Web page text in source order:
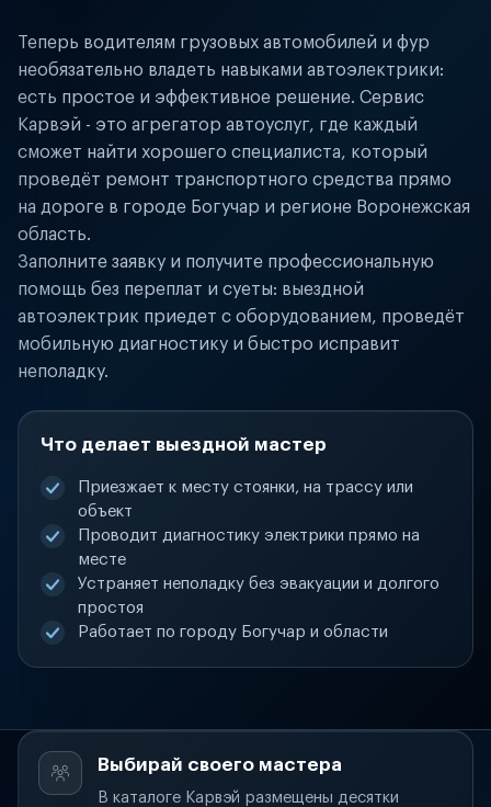
Теперь водителям грузовых автомобилей и фур
необязательно владеть навыками автоэлектрики:
есть простое и эффективное решение. Сервис
Карвэй - это агрегатор автоуслуг, где каждый
сможет найти хорошего специалиста, который
проведёт ремонт транспортного средства прямо
на дороге в городе Богучар и регионе Воронежская
область.
Заполните заявку и получите профессиональную
помощь без переплат и суеты: выездной
автоэлектрик приедет с оборудованием, проведёт
мобильную диагностику и быстро исправит
неполадку.
Что делает выездной мастер
Приезжает к месту стоянки, на трассу или
объект
Проводит диагностику электрики прямо на
месте
Устраняет неполадку без эвакуации и долгого
простоя
Работает по городу Богучар и области
Выбирай своего мастера
В каталоге Карвэй размещены десятки